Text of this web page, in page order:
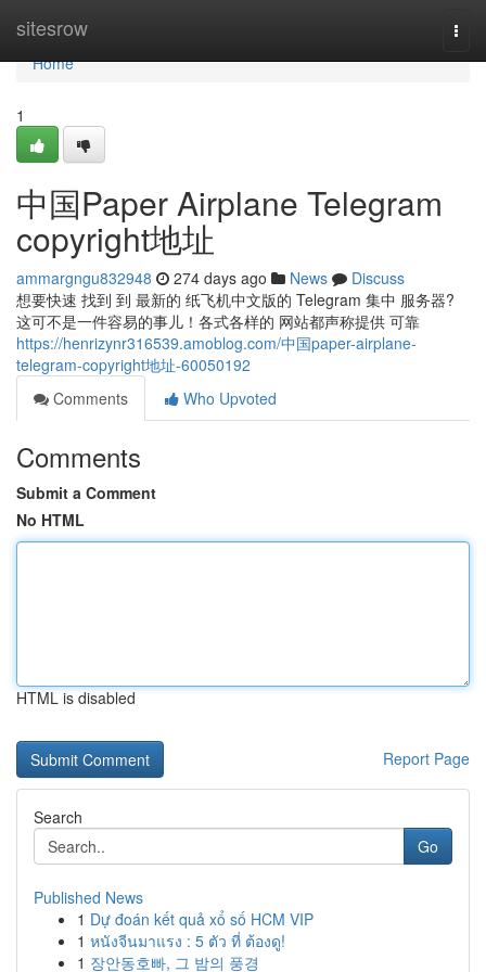
sitesrow
Home
Home
1
中国Paper Airplane Telegram
copyright地址
ammargngu832948 274 days ago News
Discuss
想要快速 找到 到 最新的 纸飞机中文版的 Telegram 集中 服务器?
这可不是一件容易的事儿！各式各样的 网站都声称提供 可靠
https://henrizynr316539.amoblog.com/中国paper-airplane-
telegram-copyright地址-60050192
Comments
Who Upvoted
Comments
Submit a Comment
No HTML
HTML is disabled
Report Page
Search
Go
Published News
1 Dự đoán kết quả xổ số HCM VIP
1 หนังจีนมาแรง : 5 ตัว ที่ ต้องดู!
1 장안동호빠, 그 밤의 풍경